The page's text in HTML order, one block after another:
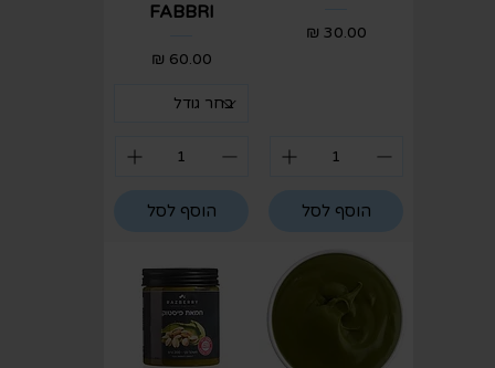
מחיר
הוסף לסל
FABBRI
מחיר
הוסף לסל